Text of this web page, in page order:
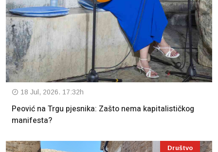
18 Jul, 2026. 17:32h
Peović na Trgu pjesnika: Zašto nema kapitalističkog
manifesta?
Društvo